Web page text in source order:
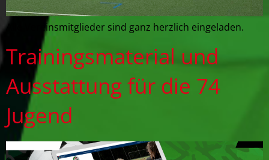
Alle Vereinsmitglieder sind ganz herzlich eingeladen.
Trainingsmaterial und
Ausstattung für die 74
Jugend